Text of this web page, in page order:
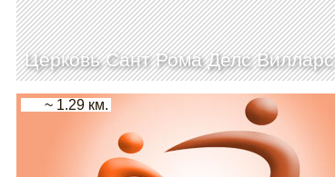
Церковь Сант Рома Делс Вилларс
~ 1.29 км.